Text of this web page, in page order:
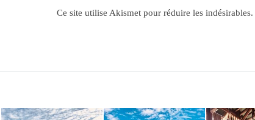
Ce site utilise Akismet pour réduire les indésirables.